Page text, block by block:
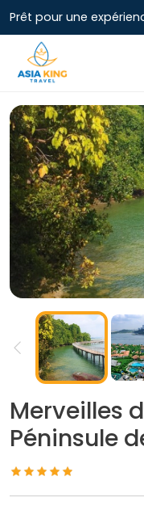
Prêt pour une
Merveilles
Péninsule